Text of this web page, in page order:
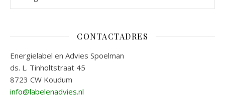
CONTACTADRES
Energielabel en Advies Spoelman
ds. L. Tinholtstraat 45
8723 CW Koudum
info@labelenadvies.nl